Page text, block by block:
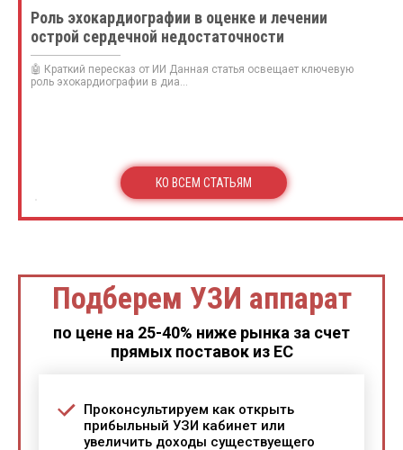
Роль эхокардиографии в оценке и лечении
острой сердечной недостаточности
🤖 Краткий пересказ от ИИ Данная статья освещает ключевую
роль эхокардиографии в диа...
КО ВСЕМ СТАТЬЯМ
Подберем УЗИ аппарат
по цене на 25-40% ниже рынка за счет
прямых поставок из ЕС
Проконсультируем как открыть
прибыльный УЗИ кабинет или
увеличить доходы существуещего